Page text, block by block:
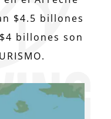
$4.5 billones
billones son